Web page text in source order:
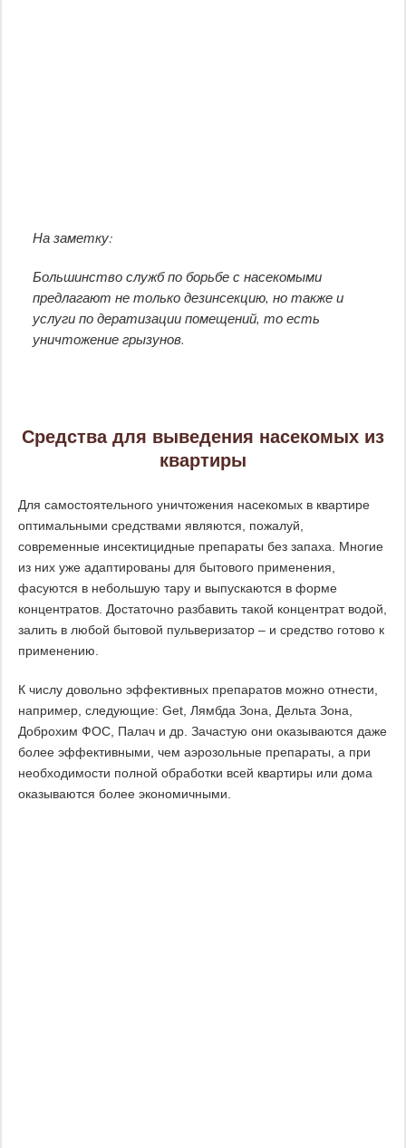
На заметку:
Большинство служб по борьбе с насекомыми
предлагают не только дезинсекцию, но также и
услуги по дератизации помещений, то есть
уничтожение грызунов.
Средства для выведения насекомых из
квартиры
Для самостоятельного уничтожения насекомых в квартире
оптимальными средствами являются, пожалуй,
современные инсектицидные препараты без запаха. Многие
из них уже адаптированы для бытового применения,
фасуются в небольшую тару и выпускаются в форме
концентратов. Достаточно разбавить такой концентрат водой,
залить в любой бытовой пульверизатор – и средство готово к
применению.
К числу довольно эффективных препаратов можно отнести,
например, следующие: Get, Лямбда Зона, Дельта Зона,
Доброхим ФОС, Палач и др. Зачастую они оказываются даже
более эффективными, чем аэрозольные препараты, а при
необходимости полной обработки всей квартиры или дома
оказываются более экономичными.